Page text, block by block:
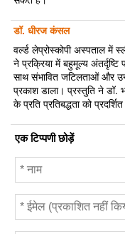
डॉ. धीरज कंसल
वर्ल्ड लेप्रोस्कोपी अस्पताल में
ने प्रक्रिया में बहुमूल्य
साथ संभावित जटिलताओं और
प्रकाश डाला। प्रस्तुति ने डॉ.
के प्रति प्रतिबद्धता को
एक टिप्पणी छोड़ें